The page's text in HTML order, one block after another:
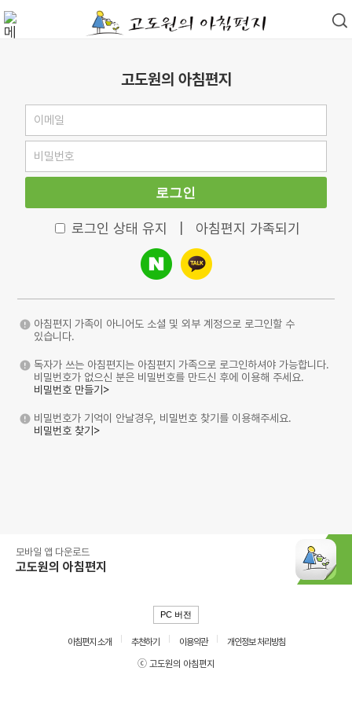
고도원의 아침편지
로그인
로그인 상태 유지 아침편지 가족되기
아침편지 가족이 아니어도 소셜 및 외부 계정으로 로그인할 수
있습니다.
독자가 쓰는 아침편지는 아침편지 가족으로 로그인하셔야 가능합니다.
비밀번호가 없으신 분은 비밀번호를 만드신 후에 이용해 주세요.
비밀번호 만들기>
비밀번호가 기억이 안날경우, 비밀번호 찾기를 이용해주세요.
비밀번호 찾기>
모바일 앱 다운로드
고도원의 아침편지
PC 버전
아침편지 소개 추천하기 이용약관
개인정보 처리방침
ⓒ 고도원의 아침편지